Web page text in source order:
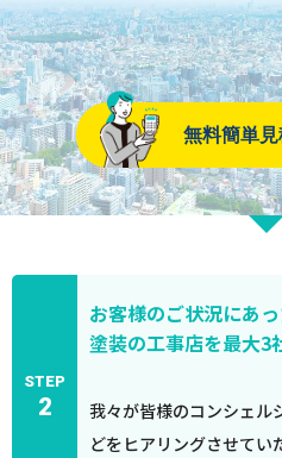
無料簡単
STEP
2
お客様のご状況にあ
塗装の工事店を最大3
我々が皆様のコンシェル
どをヒアリングさせてい